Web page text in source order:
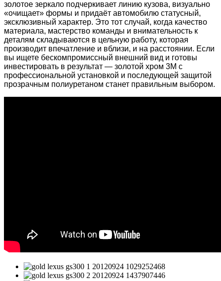
золотое зеркало подчеркивает линию кузова, визуально
«очищает» формы и придаёт автомобилю статусный,
эксклюзивный характер. Это тот случай, когда качество
материала, мастерство команды и внимательность к
деталям складываются в цельную работу, которая
производит впечатление и вблизи, и на расстоянии. Если
вы ищете бескомпромиссный внешний вид и готовы
инвестировать в результат — золотой хром 3M с
профессиональной установкой и последующей защитой
прозрачным полиуретаном станет правильным выбором.